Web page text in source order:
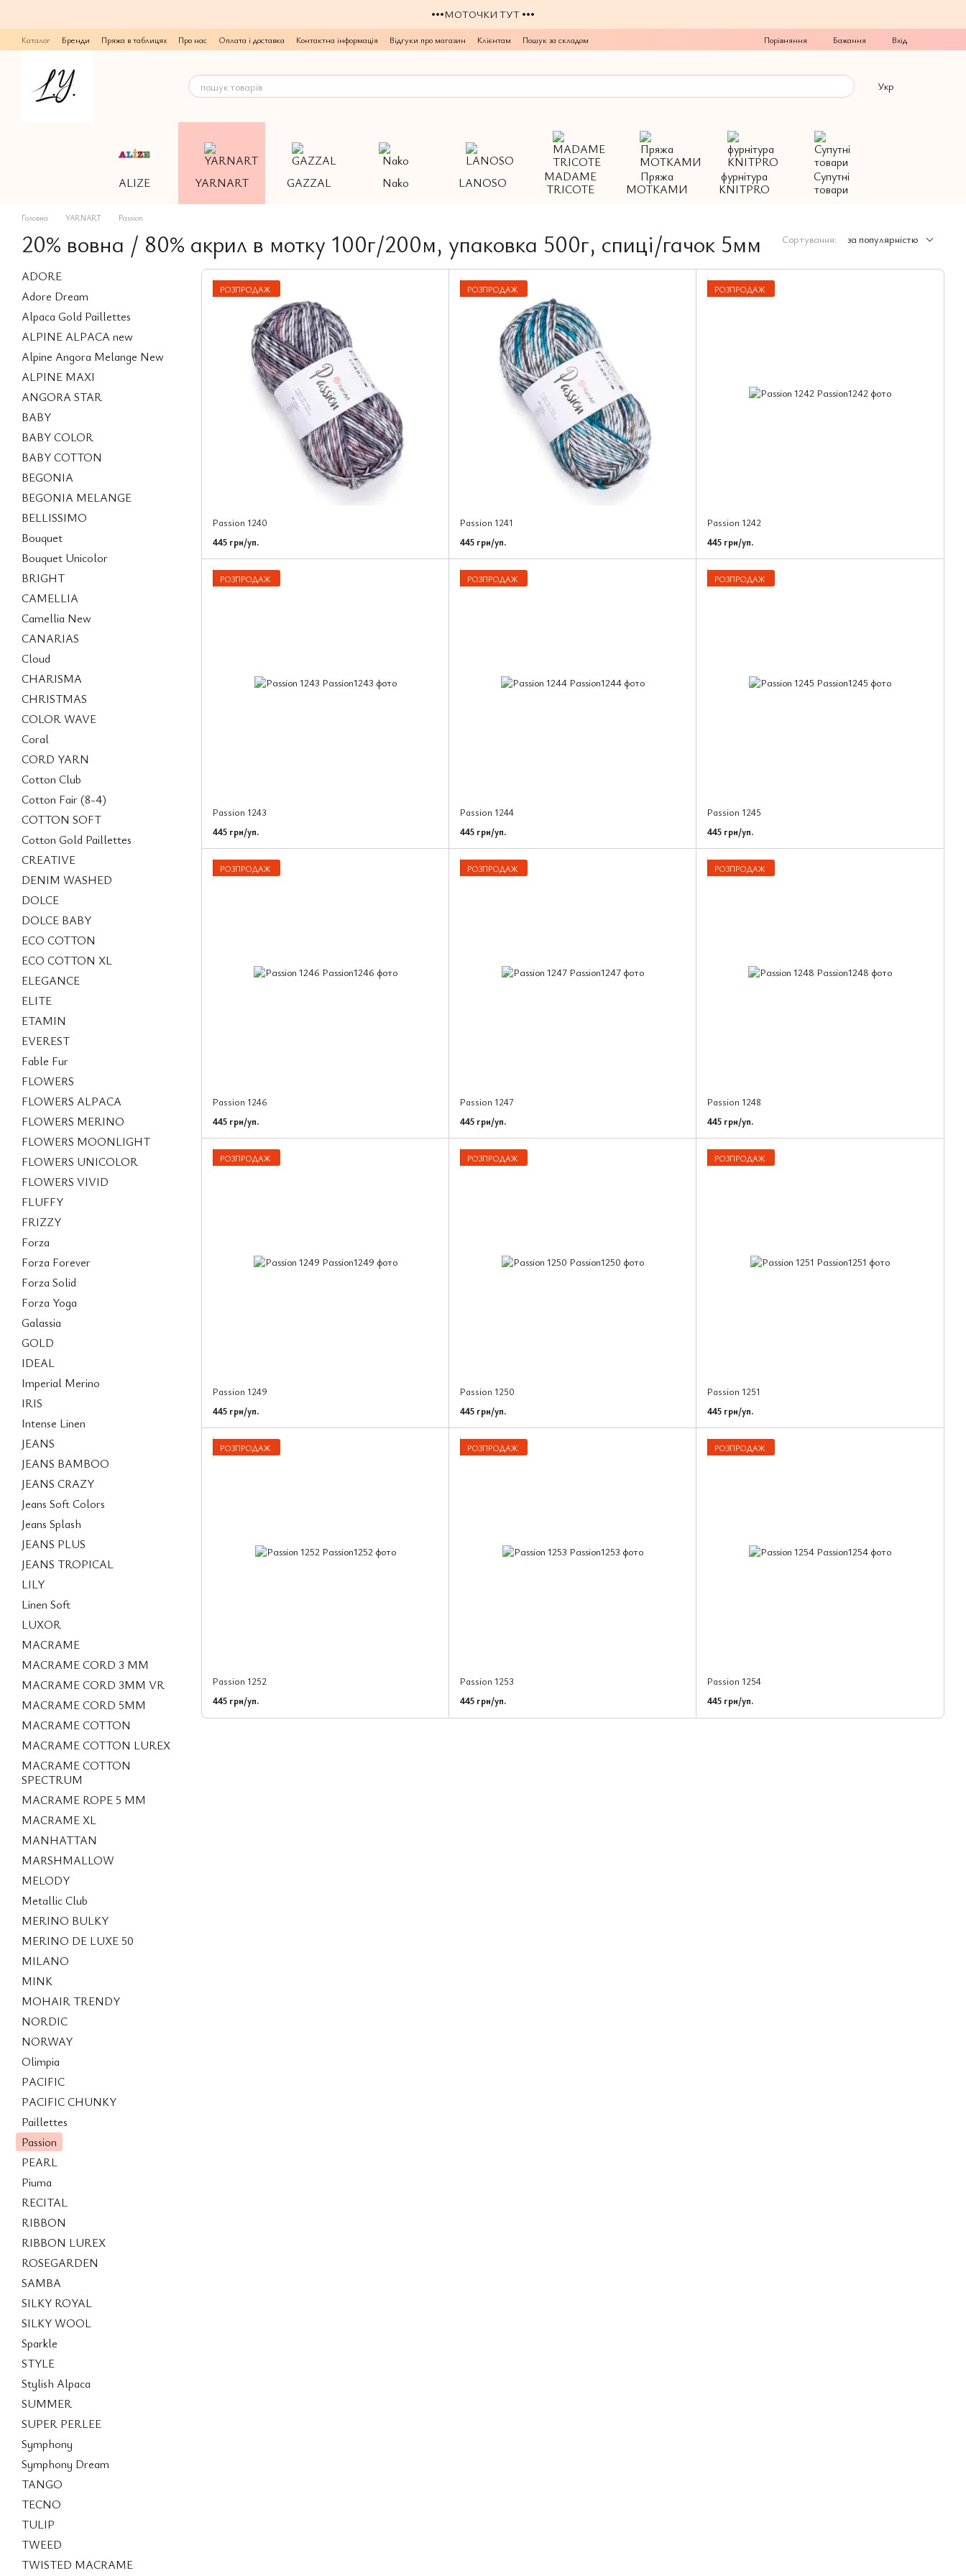
•••МОТОЧКИ ТУТ •••
Каталог Бренди Пряжа в таблицях Про нас Оплата і доставка Контактна інформація Відгуки про магазин Клієнтам Пошук за складом Порівняння Бажання Вхід
Укр
ALIZE YARNART GAZZAL Nako LANOSO
MADAME
TRICOTE
Пряжа
МОТКАМИ
фурнітура
KNITPRO
Супутні
товари
Головна YARNART Passion
20% вовна / 80% акрил в мотку 100г/200м, упаковка 500г, спиці/гачок 5мм Сортування: за популярністю
РОЗПРОДАЖ
Passion 1240
445 грн/уп.
РОЗПРОДАЖ
Passion 1241
445 грн/уп.
РОЗПРОДАЖ
Passion 1242
445 грн/уп.
РОЗПРОДАЖ
Passion 1243
445 грн/уп.
РОЗПРОДАЖ
Passion 1244
445 грн/уп.
РОЗПРОДАЖ
Passion 1245
445 грн/уп.
РОЗПРОДАЖ
Passion 1246
445 грн/уп.
РОЗПРОДАЖ
Passion 1247
445 грн/уп.
РОЗПРОДАЖ
Passion 1248
445 грн/уп.
РОЗПРОДАЖ
Passion 1249
445 грн/уп.
РОЗПРОДАЖ
Passion 1250
445 грн/уп.
РОЗПРОДАЖ
Passion 1251
445 грн/уп.
РОЗПРОДАЖ
Passion 1252
445 грн/уп.
РОЗПРОДАЖ
Passion 1253
445 грн/уп.
РОЗПРОДАЖ
Passion 1254
445 грн/уп.
ADORE
Adore Dream
Alpaca Gold Paillettes
ALPINE ALPACA new
Alpine Angora Melange New
ALPINE MAXI
ANGORA STAR
BABY
BABY COLOR
BABY COTTON
BEGONIA
BEGONIA MELANGE
BELLISSIMO
Bouquet
Bouquet Unicolor
BRIGHT
CAMELLIA
Camellia New
CANARIAS
Cloud
CHARISMA
CHRISTMAS
COLOR WAVE
Coral
CORD YARN
Cotton Club
Cotton Fair (8-4)
COTTON SOFT
Cotton Gold Paillettes
CREATIVE
DENIM WASHED
DOLCE
DOLCE BABY
ECO COTTON
ECO COTTON XL
ELEGANCE
ELITE
ETAMIN
EVEREST
Fable Fur
FLOWERS
FLOWERS ALPACA
FLOWERS MERINO
FLOWERS MOONLIGHT
FLOWERS UNICOLOR
FLOWERS VIVID
FLUFFY
FRIZZY
Forza
Forza Forever
Forza Solid
Forza Yoga
Galassia
GOLD
IDEAL
Imperial Merino
IRIS
Intense Linen
JEANS
JEANS BAMBOO
JEANS CRAZY
Jeans Soft Colors
Jeans Splash
JEANS PLUS
JEANS TROPICAL
LILY
Linen Soft
LUXOR
MACRAME
MACRAME CORD 3 MM
MACRAME CORD 3MM VR
MACRAME CORD 5MM
MACRAME COTTON
MACRAME COTTON LUREX
MACRAME COTTON
SPECTRUM
MACRAME ROPE 5 MM
MACRAME XL
MANHATTAN
MARSHMALLOW
MELODY
Metallic Club
MERINO BULKY
MERINO DE LUXE 50
MILANO
MINK
MOHAIR TRENDY
NORDIC
NORWAY
Olimpia
PACIFIC
PACIFIC CHUNKY
Paillettes
Passion
PEARL
Piuma
RECITAL
RIBBON
RIBBON LUREX
ROSEGARDEN
SAMBA
SILKY ROYAL
SILKY WOOL
Sparkle
STYLE
Stylish Alpaca
SUMMER
SUPER PERLEE
Symphony
Symphony Dream
TANGO
TECNO
TULIP
TWEED
TWISTED MACRAME